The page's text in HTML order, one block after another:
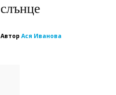
слънце
Автор Ася Иванова